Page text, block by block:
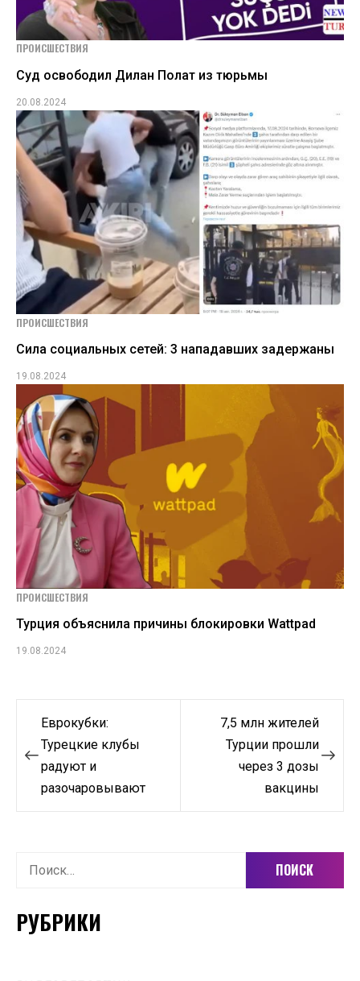
ПРОИСШЕСТВИЯ
Суд освободил Дилан Полат из тюрьмы
20.08.2024
ПРОИСШЕСТВИЯ
Сила социальных сетей: 3 нападавших задержаны
19.08.2024
ПРОИСШЕСТВИЯ
Турция объяснила причины блокировки Wattpad
19.08.2024
Навигация
по
записям
Еврокубки:
Турецкие клубы
радуют и
разочаровывают
7,5 млн жителей
Турции прошли
через 3 дозы
вакцины
Найти:
РУБРИКИ